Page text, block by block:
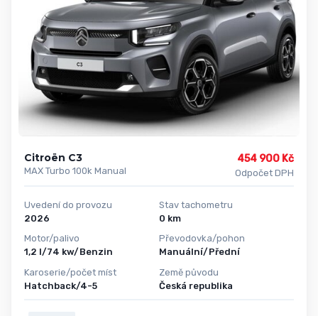
Citroën C3
MAX Turbo 100k Manual
454 900 Kč
Odpočet DPH
Uvedení do provozu
2026
Motor/palivo
1,2 l/74 kw/Benzin
Karoserie/počet míst
Hatchback/4-5
Stav tachometru
0 km
Převodovka/pohon
Manuální/Přední
Země původu
Česká republika